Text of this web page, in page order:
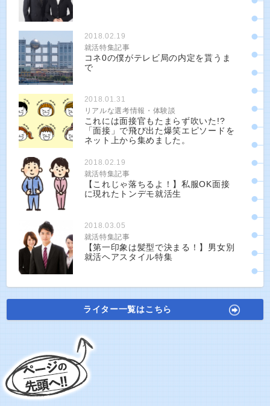
2018.02.19
就活特集記事
コネ0の僕がテレビ局の内定を貰うま
で
2018.01.31
リアルな選考情報・体験談
これには面接官もたまらず吹いた!?
「面接」で飛び出た爆笑エピソードを
ネット上から集めました。
2018.02.19
就活特集記事
【これじゃ落ちるよ！】私服OK面接
に現れたトンデモ就活生
2018.03.05
就活特集記事
【第一印象は髪型で決まる！】男女別
就活ヘアスタイル特集
ライター一覧はこちら